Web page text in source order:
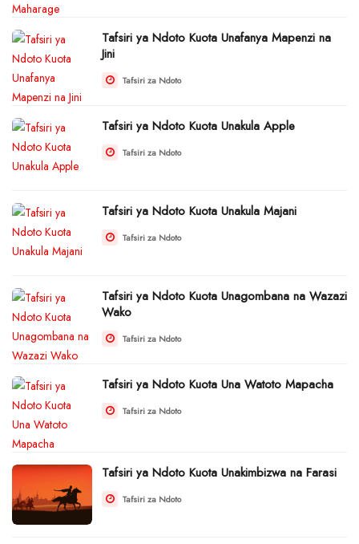
Tafsiri ya Ndoto Kuota Unafanya Mapenzi na
Jini
Tafsiri za Ndoto
Tafsiri ya Ndoto Kuota Unakula Apple
Tafsiri za Ndoto
Tafsiri ya Ndoto Kuota Unakula Majani
Tafsiri za Ndoto
Tafsiri ya Ndoto Kuota Unagombana na Wazazi
Wako
Tafsiri za Ndoto
Tafsiri ya Ndoto Kuota Una Watoto Mapacha
Tafsiri za Ndoto
Tafsiri ya Ndoto Kuota Unakimbizwa na Farasi
Tafsiri za Ndoto